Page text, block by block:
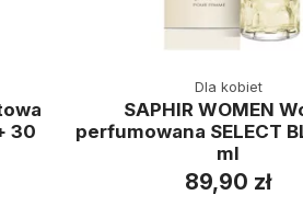
30
Dla kobiet
SAPHIR WOMEN
perfumowana SELECT
ml
89,90 zł